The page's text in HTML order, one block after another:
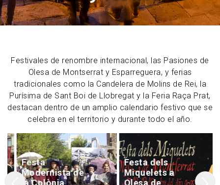
Festivales de renombre internacional, las Pasiones de
Olesa de Montserrat y Esparreguera, y ferias
tradicionales como la Candelera de Molins de Rei, la
Purísima de Sant Boi de Llobregat y la Feria Raça Prat,
destacan dentro de un amplio calendario festivo que se
celebra en el territorio y durante todo el año.
Festa
Modernista de
la Colònia
Festa dels
Miquelets a
Olesa de